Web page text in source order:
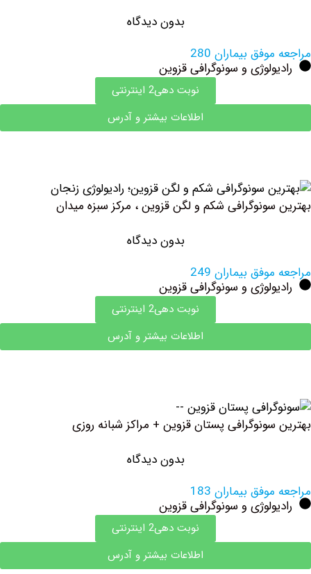
بدون دیدگاه
بیماران 280
و سونوگرافی قزوین
نوبت دهی2 اینترنتی
اطلاعات بیشتر و آدرس
شکم و لگن قزوین ، مرکز سبزه میدان
بدون دیدگاه
بیماران 249
و سونوگرافی قزوین
نوبت دهی2 اینترنتی
اطلاعات بیشتر و آدرس
پستان قزوین + مراکز شبانه روزی
بدون دیدگاه
بیماران 183
و سونوگرافی قزوین
نوبت دهی2 اینترنتی
اطلاعات بیشتر و آدرس